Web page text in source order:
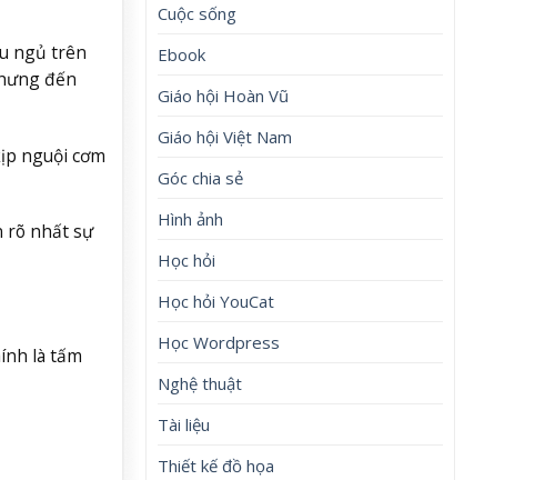
ngủ trên
đến
nguội cơm
rõ nhất sự
là tấm
Cuộc sống
Ebook
Giáo hội Hoàn Vũ
Giáo hội Việt Nam
Góc chia sẻ
Hình ảnh
Học hỏi
Học hỏi YouCat
Học Wordpress
Nghệ thuật
Tài liệu
Thiết kế đồ họa